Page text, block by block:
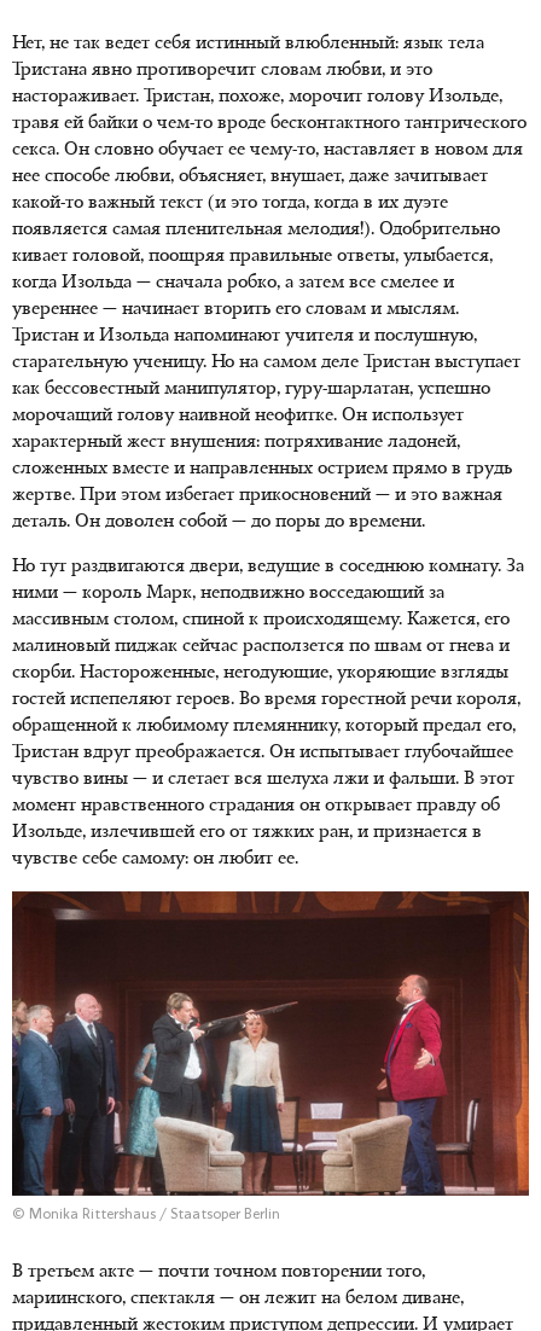
Нет, не так ведет себя истинный влюбленный: язык тела
Тристана явно противоречит словам любви, и это
настораживает. Тристан, похоже, морочит голову Изольде,
травя ей байки о чем-то вроде бесконтактного тантрического
секса. Он словно обучает ее чему-то, наставляет в новом для
нее способе любви, объясняет, внушает, даже зачитывает
какой-то важный текст (и это тогда, когда в их дуэте
появляется самая пленительная мелодия!). Одобрительно
кивает головой, поощряя правильные ответы, улыбается,
когда Изольда — сначала робко, а затем все смелее и
увереннее — начинает вторить его словам и мыслям.
Тристан и Изольда напоминают учителя и послушную,
старательную ученицу. Но на самом деле Тристан выступает
как бессовестный манипулятор, гуру-шарлатан, успешно
морочащий голову наивной неофитке. Он использует
характерный жест внушения: потряхивание ладоней,
сложенных вместе и направленных острием прямо в грудь
жертве. При этом избегает прикосновений — и это важная
деталь. Он доволен собой — до поры до времени.
Но тут раздвигаются двери, ведущие в соседнюю комнату. За
ними — король Марк, неподвижно восседающий за
массивным столом, спиной к происходящему. Кажется, его
малиновый пиджак сейчас расползется по швам от гнева и
скорби. Настороженные, негодующие, укоряющие взгляды
гостей испепеляют героев. Во время горестной речи короля,
обращенной к любимому племяннику, который предал его,
Тристан вдруг преображается. Он испытывает глубочайшее
чувство вины — и слетает вся шелуха лжи и фальши. В этот
момент нравственного страдания он открывает правду об
Изольде, излечившей его от тяжких ран, и признается в
чувстве себе самому: он любит ее.
© Monika Rittershaus / Staatsoper Berlin
В третьем акте — почти точном повторении того,
мариинского, спектакля — он лежит на белом диване,
придавленный жестоким приступом депрессии. И умирает